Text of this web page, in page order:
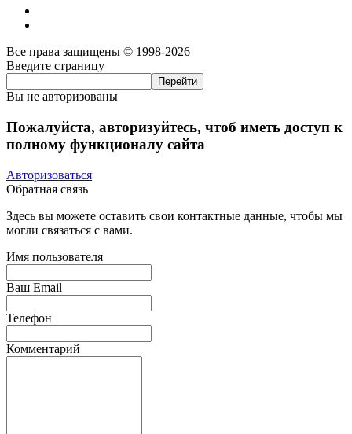
Все права защищены © 1998-2026
Введите страницу
Вы не авторизованы
Пожалуйста, авторизуйтесь, чтоб иметь доступ к
полному функционалу сайта
Авторизоваться
Обратная связь
Здесь вы можете оставить свои контактные данные, чтобы мы
могли связаться с вами.
Имя пользователя
Ваш Email
Телефон
Комментарий